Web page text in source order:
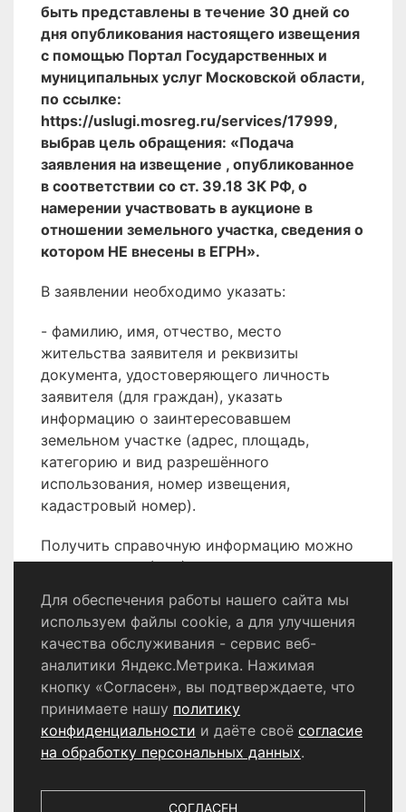
быть представлены в течение 30 дней со
дня опубликования настоящего извещения
с помощью Портал Государственных и
муниципальных услуг Московской области,
по ссылке:
https://uslugi.mosreg.ru/services/17999,
выбрав цель обращения: «Подача
заявления на извещение , опубликованное
в соответствии со ст. 39.18 ЗК РФ, о
намерении участвовать в аукционе в
отношении земельного участка, сведения о
котором НЕ внесены в ЕГРН».
В заявлении необходимо указать:
- фамилию, имя, отчество, место
жительства заявителя и реквизиты
документа, удостоверяющего личность
заявителя (для граждан), указать
информацию о заинтересовавшем
земельном участке (адрес, площадь,
категорию и вид разрешённого
использования, номер извещения,
кадастровый номер).
Получить справочную информацию можно
по телефону 8 (496) 566-80-18.
Политика конфиденциальности
Согласие на обработку персональных данных
© 2024 - 2026 Сетевое издание «Информационный
портал Щёлково». Свидетельство о регистрации СМИ
Выдано Федеральной службой по надзору в сфере
связи, информационных технологий и массовых
Для обеспечения работы нашего сайта мы
используем файлы cookie, а для улучшения
качества обслуживания - сервис веб-
аналитики Яндекс.Метрика. Нажимая
кнопку «Согласен», вы подтверждаете, что
принимаете нашу политику
конфиденциальности и даёте своё согласие
на обработку персональных данных.
СОГЛАСЕН